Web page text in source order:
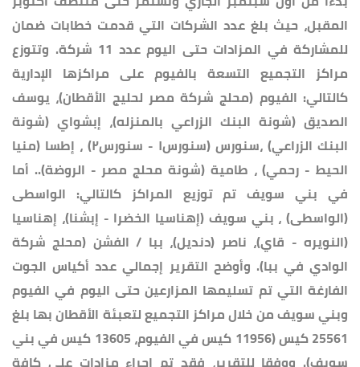
المقبل، حيث بلغ عدد الشركات التي قدمت خطابات ضمان
للمشاركة في المزادات حتى اليوم عدد 11 شركة. وتتوزع
مراكز التجميع التسعة بالفيوم على مراكزها الإدارية
كالتالي: الفيوم (محلج شركة مصر لحليج الأقطان)، يوسف
الصديق (شونة البنك الزراعي بالمنزله)، إبشواي (شونة
البنك الزراعي) ،سنورس (سنورس١ - سنورس٢) ، إطسا (منيا
الحيط - رحمي) ، طامية (شونة محلج مصر - الروضة).. أما
في بني سويف تم توزيع المراكز كالتالي: الواسطى
(الواسطى) ، بني سويف (إهناسيا الخضرا - إبشنا)، إهناسيا
(النويره - قاي)، ناصر (دنديل)، ببا / الفشن (محلج شركة
الوادي في ببا). وأوضح التقرير إجمالي عدد أكياس الجوت
الفارغة التي تم تسليمها المزارعين حتى اليوم في الفيوم
وبني سويف من خلال مراكز التجميع لتعبئة الأقطان بها بلغ
25561 كيس (11956 كيس في الفيوم، 13605 كيس في بني
سويف). ووفقا للتقرير، فقد تم إجراء مزادات على كافة